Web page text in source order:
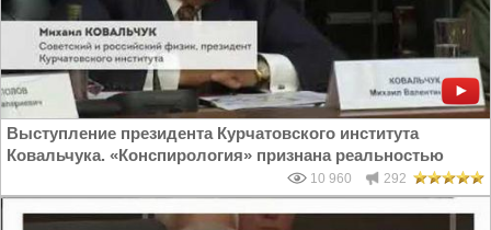
Выступление президента Курчатовского института
Ковальчука. «Конспирология» признана реальностью
10 960 292